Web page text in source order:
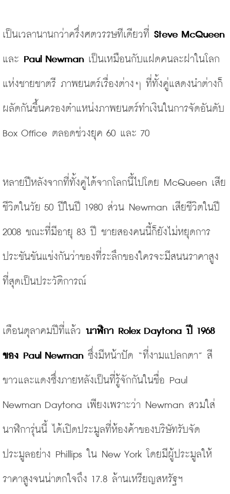
เป็นเวลานานกว่าครึ่งศตวรรษทีเดียวที่ Steve McQueen
และ Paul Newman เป็นเหมือนกับแฝดคนละฝาในโลก
แห่งชายชาตรี ภาพยนตร์เรื่องต่างๆ ที่ทั้งคู่แสดงนำต่างก็
ผลัดกันขึ้นครองตำแหน่งภาพยนตร์ทำเงินในการจัดอันดับ
Box Office ตลอดช่วงยุค 60 และ 70
หลายปีหลังจากที่ทั้งคู่ได้จากโลกนี้ไปโดย McQueen เสีย
ชีวิตในวัย 50 ปีในปี 1980 ส่วน Newman เสียชีวิตในปี
2008 ขณะที่มีอายุ 83 ปี ชายสองคนนี้ก็ยังไม่หยุดการ
ประชันขันแข่งกันว่าของที่ระลึกของใครจะมีสนนราคาสูง
ที่สุดเป็นประวัติการณ์
เดือนตุลาคมปีที่แล้ว นาฬิกา Rolex Daytona ปี 1968
ของ Paul Newman ซึ่งมีหน้าปัด “ที่งามแปลกตา” สี
ขาวและแดงซึ่งภายหลังเป็นที่รู้จักกันในชื่อ Paul
Newman Daytona เพียงเพราะว่า Newman สวมใส่
นาฬิการุ่นนี้ ได้เปิดประมูลที่ห้องค้าของบริษัทรับจัด
ประมูลอย่าง Phillips ใน New York โดยมีผู้ประมูลให้
ราคาสูงจนน่าตกใจถึง 17.8 ล้านเหรียญสหรัฐฯ